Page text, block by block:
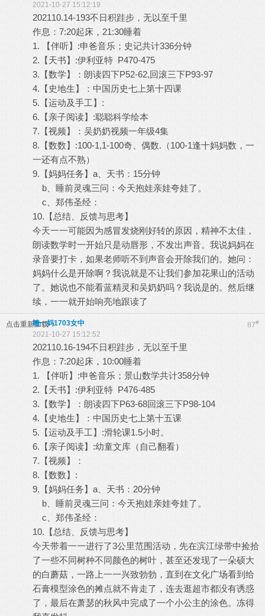
2021-10-27 15:12:19
202110.14-193不日积跬步，无以至千里
作息：7:20起床，21:30睡着
1. 【伴听】:申爸音乐；史记共计336分钟
2.【天书】:伊利亚特 P470-475
3.【数学】：朗读四下P52-62,回滚三下P93-97
4.【史地生】：中国历史七上第十四课
5.【运动及手工】:
6.【亲子阅读】:聪聪科学绘本
7.【视频】：吴奶奶视频一年级4集
8.【数数】:100-1,1-100奇、偶数.（100-1逢十妈妈数，一
一还有点不熟）
9.【妈妈任务】a、天书：15分钟
b、睡前灵魂三问：今天抱娃亲娃夸娃了。
c、郑伟圣经：
10.【总结、反馈与思考】
今天一一可能因为感冒发烧刚好转的原因，精神不太佳，
朗读数学时一开始只是动唇形，不发出声音。我说妈妈在
录音要打卡，如果老师听不到声音会开除我们的。她问：
妈妈什么是开除啊？我说就是不让我们参加花果山的活动
了。她说也不能看蓝精灵和吴奶奶吗？我说是的。然后继
续，一一就开始响亮地跟读了
点击重新加载 87#
赣一妈1703女中
2021-10-27 15:12:52
202110.16-194不日积跬步，无以至千里
作息：7:20起床，10:00睡着
1. 【伴听】:申爸音乐；景山数学共计358分钟
2.【天书】:伊利亚特 P476-485
3.【数学】：朗读四下P63-68回滚三下P98-104
4.【史地生】：中国历史七上第十五课
5.【运动及手工】:滑轮课1.5小时。
6.【亲子阅读】:幼童文库（自己翻看）
7.【视频】：
8.【数数】:
9.【妈妈任务】a、天书：20分钟
b、睡前灵魂三问：今天抱娃亲娃夸娃了。
c、郑伟圣经：
10.【总结、反馈与思考】
今天带着一一进行了3公里范围活动，先在滨江绿带中捡拾
了一些不同树种不同颜色的树叶，甚至还发现了一朵硕大
的白蘑菇，一路上一一兴致勃勃，直到在文化广场看到给
石膏模型涂色的摊点就不肯走了，连去逛超市都没有诱惑
了，最后在萧瑟的秋风中完成了一个小公主的涂色。冻得